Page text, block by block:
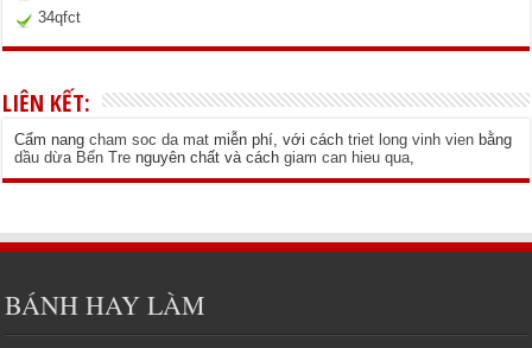
34qfct
LIÊN KẾT:
Cẩm nangcham soc da mat miễn phí, với cáchtriet long vinh vien bằng
dầu dừa Bến Tre nguyên chất và cáchgiam can hieu qua
BÁNH HAY LÀM